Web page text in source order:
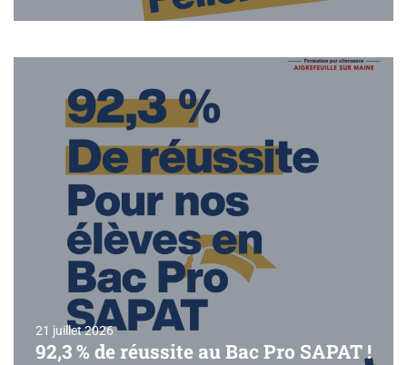
21 juillet 2026
92,3 % de réussite au Bac Pro SAPAT !